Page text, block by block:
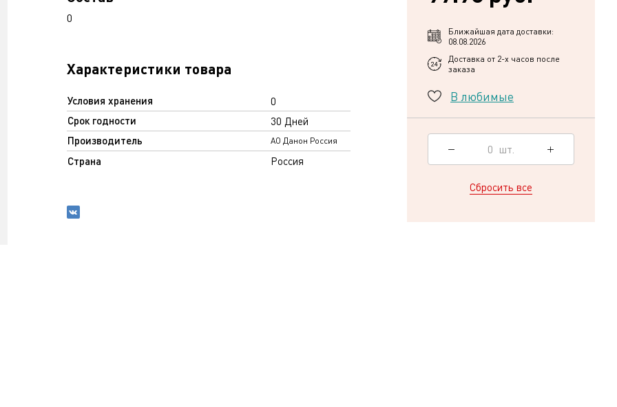
0
Характеристики товара
Условия хранения 0
Срок годности 30 Дней
Производитель АО Данон Россия
Страна Россия
Ближайшая дата доставки:
08.08.2026
Доставка от 2-х часов после
заказа
В любимые
0 шт.
Сбросить все